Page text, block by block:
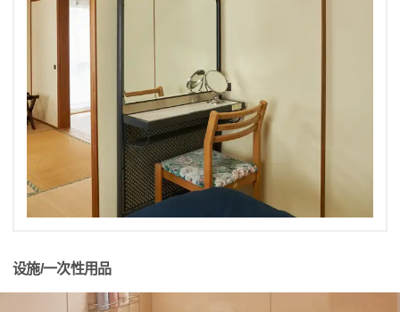
设施/一次性用品